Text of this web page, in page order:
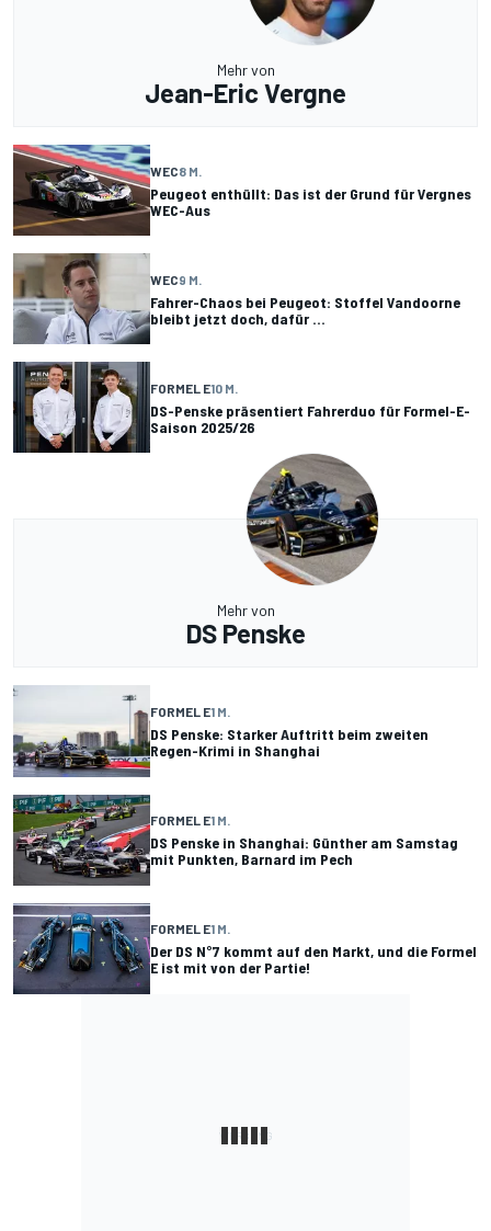
Mehr von
Jean-Eric Vergne
WEC8 M.
Peugeot enthüllt: Das ist der Grund für Vergnes
WEC-Aus
WEC9 M.
Fahrer-Chaos bei Peugeot: Stoffel Vandoorne
bleibt jetzt doch, dafür ...
FORMEL E10 M.
DS-Penske präsentiert Fahrerduo für Formel-E-
Saison 2025/26
Mehr von
DS Penske
FORMEL E1 M.
DS Penske: Starker Auftritt beim zweiten
Regen-Krimi in Shanghai
FORMEL E1 M.
DS Penske in Shanghai: Günther am Samstag
mit Punkten, Barnard im Pech
FORMEL E1 M.
Der DS N°7 kommt auf den Markt, und die Formel
E ist mit von der Partie!